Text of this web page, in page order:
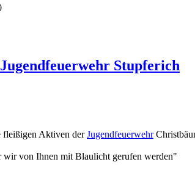
Stupferich
fleißigen Aktiven derJugendfeuerwehr
von Ihnen mit Blaulicht gerufen werden"